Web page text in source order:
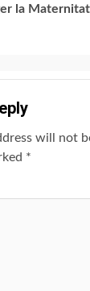
la
will not
*